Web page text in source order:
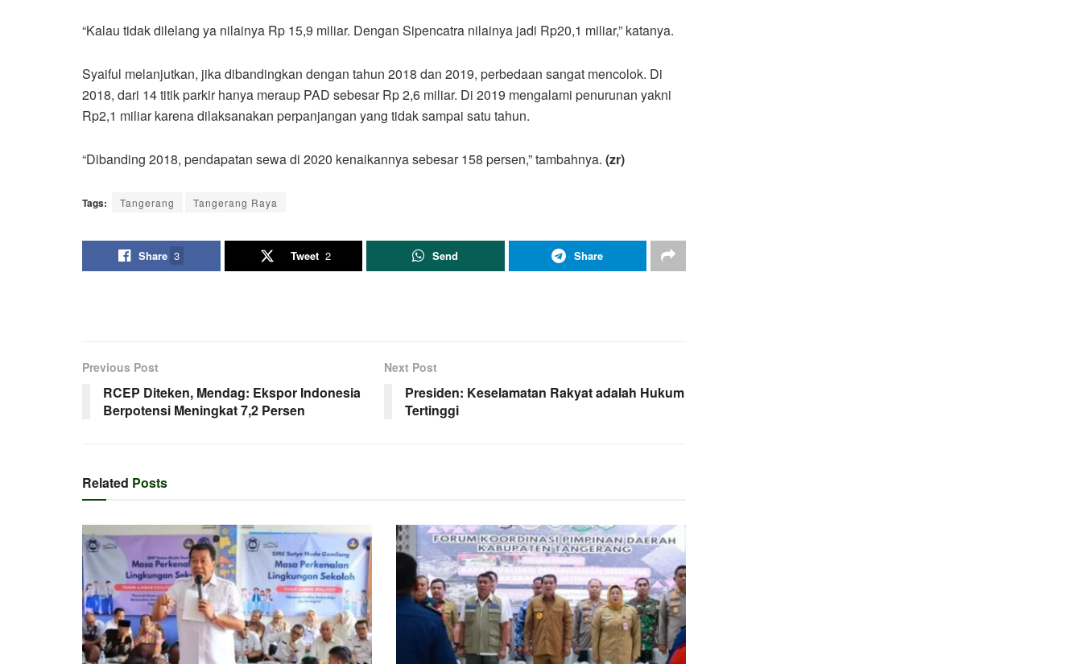
“Kalau tidak dilelang ya nilainya Rp 15,9 miliar. Dengan Sipencatra nilainya jadi Rp20,1 miliar,” katanya.
Syaiful melanjutkan, jika dibandingkan dengan tahun 2018 dan 2019, perbedaan sangat mencolok. Di
2018, dari 14 titik parkir hanya meraup PAD sebesar Rp 2,6 miliar. Di 2019 mengalami penurunan yakni
Rp2,1 miliar karena dilaksanakan perpanjangan yang tidak sampai satu tahun.
“Dibanding 2018, pendapatan sewa di 2020 kenaikannya sebesar 158 persen,” tambahnya. (zr)
Tags: Tangerang Tangerang Raya
Share 3 Tweet 2 Send Share
Previous Post
RCEP Diteken, Mendag: Ekspor Indonesia
Berpotensi Meningkat 7,2 Persen
Next Post
Presiden: Keselamatan Rakyat adalah Hukum
Tertinggi
Related Posts